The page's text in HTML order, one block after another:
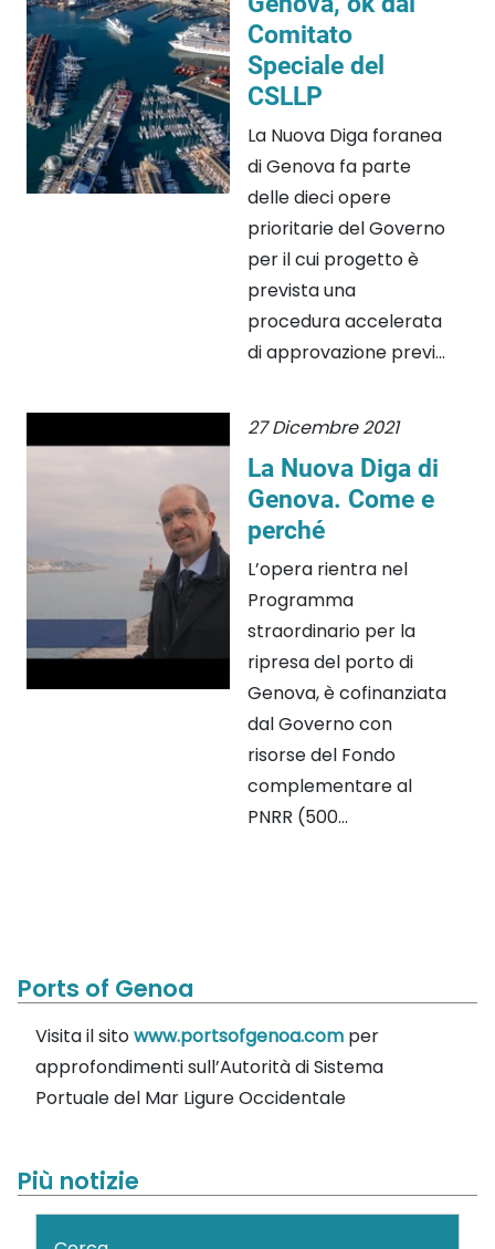
Comitato
Speciale del
CSLLP
La Nuova Diga foranea
di Genova fa parte
delle dieci opere
prioritarie del Governo
per il cui progetto è
prevista una
procedura accelerata
di approvazione previ...
27 Dicembre 2021
La Nuova Diga di
Genova. Come e
perché
L’opera rientra nel
Programma
straordinario per la
ripresa del porto di
Genova, è cofinanziata
dal Governo con
risorse del Fondo
complementare al
PNRR (500...
Ports of Genoa
Visita il sitowww.portsofgenoa.com per
approfondimenti sull’Autorità di Sistema
Portuale del Mar Ligure Occidentale
Più notizie